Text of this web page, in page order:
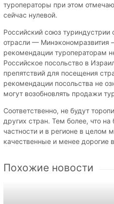
туроператоры при этом
сейчас нулевой.
Российский союз туриндустрии
отрасли — Минэкономразвития
рекомендации туроператорам
Российское посольство в
препятствий для посещения
рекомендации посольства не
могут возобновлять продажи
Соответственно, не будут
других стран. Тем более, что
частности и в регионе в целом
качественные и менее дорогие
Похожие новости